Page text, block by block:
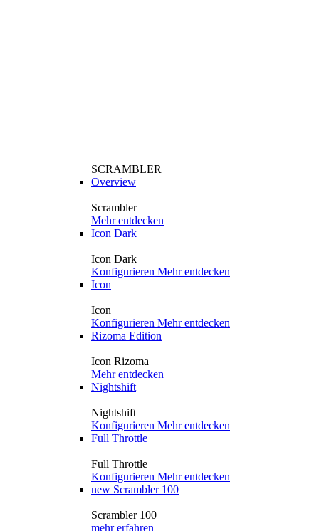
SCRAMBLER
Overview
Scrambler
Mehr entdecken
Icon Dark
Icon Dark
Konfigurieren Mehr entdecken
Icon
Icon
Konfigurieren Mehr entdecken
Rizoma Edition
Icon Rizoma
Mehr entdecken
Nightshift
Nightshift
Konfigurieren Mehr entdecken
Full Throttle
Full Throttle
Konfigurieren Mehr entdecken
new Scrambler 100
Scrambler 100
mehr erfahren